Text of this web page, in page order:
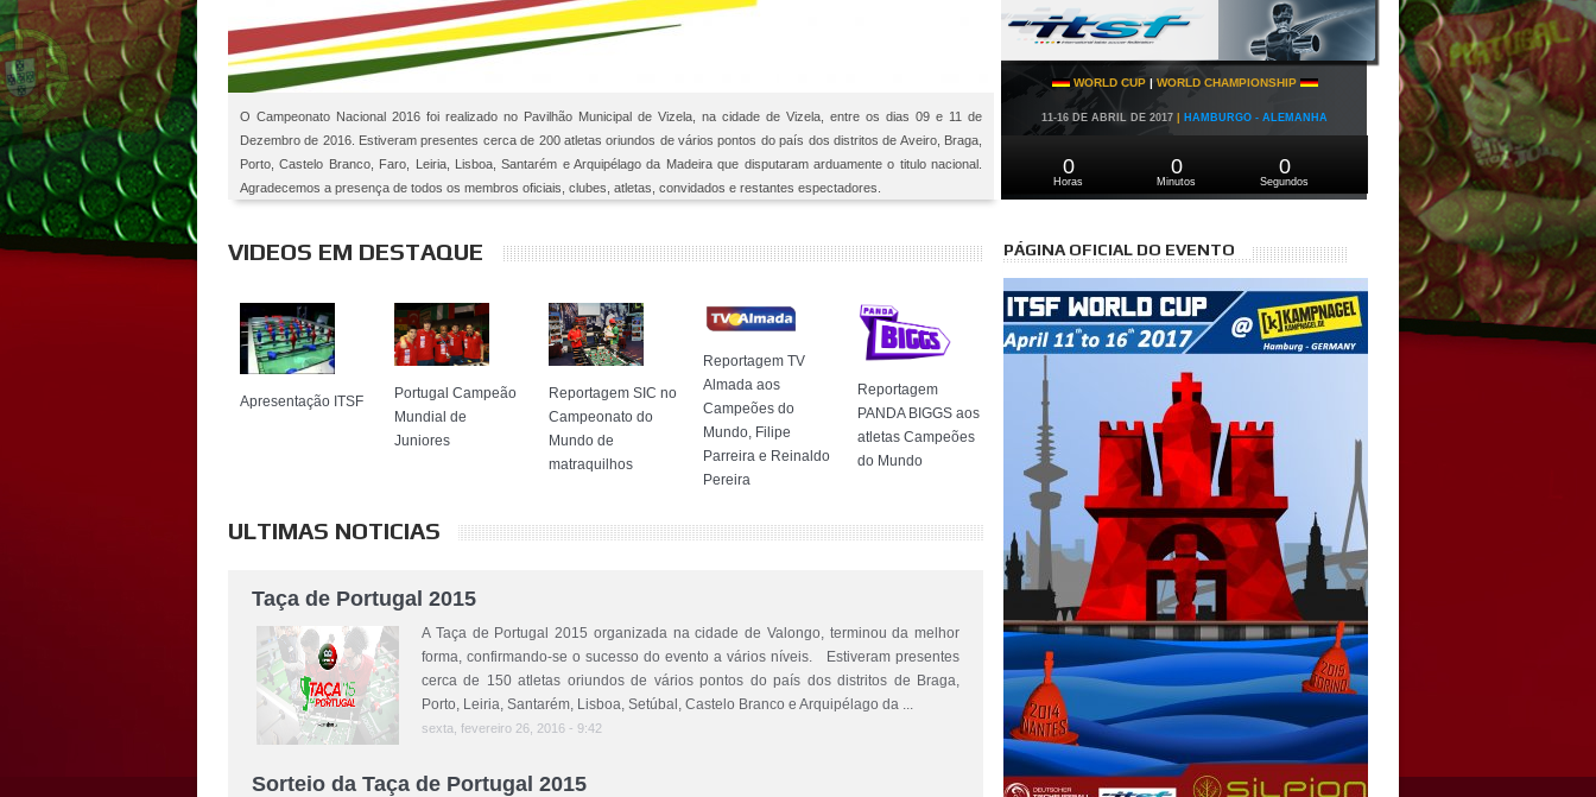
O Campeonato Nacional 2016 foi realizado no Pavilhão Municipal de Vizela, na cidade de Vizela, entre os dias 09 e 11 de
Dezembro de 2016. Estiveram presentes cerca de 200 atletas oriundos de vários pontos do país dos distritos de Aveiro, Braga,
Porto, Castelo Branco, Faro, Leiria, Lisboa, Santarém e Arquipélago da Madeira que disputaram arduamente o titulo nacional.
Agradecemos a presença de todos os membros oficiais, clubes, atletas, convidados e restantes espectadores.
VIDEOS EM DESTAQUE
Apresentação ITSF
Portugal Campeão
Mundial de
Juniores
Reportagem SIC no
Campeonato do
Mundo de
matraquilhos
Reportagem TV
Almada aos
Campeões do
Mundo, Filipe
Parreira e Reinaldo
Pereira
Reportagem
PANDA BIGGS aos
atletas Campeões
do Mundo
ULTIMAS NOTICIAS
Taça de Portugal 2015
A Taça de Portugal 2015 organizada na cidade de Valongo, terminou da melhor
forma, confirmando-se o sucesso do evento a vários níveis. Estiveram presentes
cerca de 150 atletas oriundos de vários pontos do país dos distritos de Braga,
Porto, Leiria, Santarém, Lisboa, Setúbal, Castelo Branco e Arquipélago da ...
sexta, fevereiro 26, 2016 - 9:42
Sorteio da Taça de Portugal 2015
WORLD CUP | WORLD CHAMPIONSHIP
11-16 DE ABRIL DE 2017 HAMBURGO - ALEMANHA
0
Horas
0
Minutos
0
Segundos
PÁGINA OFICIAL DO EVENTO